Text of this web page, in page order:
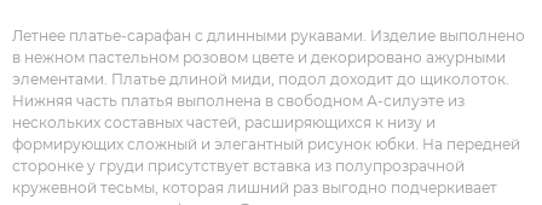
Летнее платье-сарафан с длинными рукавами. Изделие выполнено
в нежном пастельном розовом цвете и декорировано ажурными
элементами. Платье длиной миди, подол доходит до щиколоток.
Нижняя часть платья выполнена в свободном А-силуэте из
нескольких составных частей, расширяющихся к низу и
формирующих сложный и элегантный рисунок юбки. На передней
сторонке у груди присутствует вставка из полупрозрачной
кружевной тесьмы, которая лишний раз выгодно подчеркивает